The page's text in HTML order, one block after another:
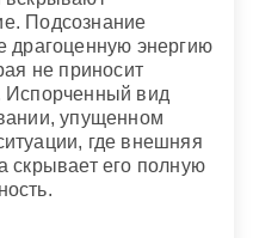
Подсознание
драгоценную энергию
не приносит
Испорченный вид
упущенном
где внешняя
скрывает его полную